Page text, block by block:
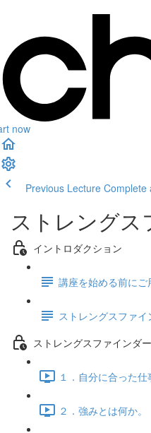
now
Previous Lecture Complete
ストレングス
イントロダクション
講座を始める前にご
ストレングスファ
ストレングスファインダ
１．自分に合った
２．強みとは何か